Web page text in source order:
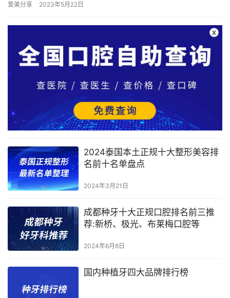
理补充…
爱美分享 2023年5月22日
2024泰国本土正规十大整形美容排
名前十名单盘点
2024年3月21日
成都种牙十大正规口腔排名前三推
荐:新桥、极光、布莱梅口腔等
2024年6月6日
国内种植牙四大品牌排行榜